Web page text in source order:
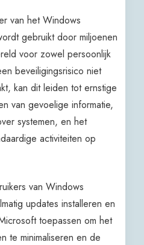
van het Windows
gebruikt door miljoenen
voor zowel persoonlijk
beveiligingsrisico niet
kan dit leiden tot ernstige
van gevoelige informatie,
systemen, en het
activiteiten op
van Windows
updates installeren en
toepassen om het
te minimaliseren en de